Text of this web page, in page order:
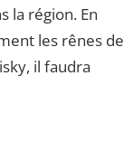
la région. En
les rênes de
il faudra